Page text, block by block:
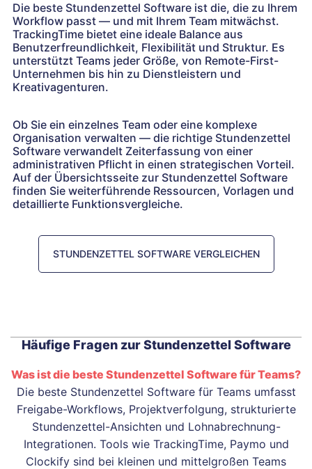
Die beste Stundenzettel Software ist die, die zu Ihrem
Workflow passt — und mit Ihrem Team mitwächst.
TrackingTime bietet eine ideale Balance aus
Benutzerfreundlichkeit, Flexibilität und Struktur. Es
unterstützt Teams jeder Größe, von Remote-First-
Unternehmen bis hin zu Dienstleistern und
Kreativagenturen.
Ob Sie ein einzelnes Team oder eine komplexe
Organisation verwalten — die richtige Stundenzettel
Software verwandelt Zeiterfassung von einer
administrativen Pflicht in einen strategischen Vorteil.
Auf der Übersichtsseite zur Stundenzettel Software
finden Sie weiterführende Ressourcen, Vorlagen und
detaillierte Funktionsvergleiche.
STUNDENZETTEL SOFTWARE VERGLEICHEN
Häufige Fragen zur Stundenzettel Software
Was ist die beste Stundenzettel Software für Teams?
Die beste Stundenzettel Software für Teams umfasst
Freigabe-Workflows, Projektverfolgung, strukturierte
Stundenzettel-Ansichten und Lohnabrechnung-
Integrationen. Tools wie TrackingTime, Paymo und
Clockify sind bei kleinen und mittelgroßen Teams